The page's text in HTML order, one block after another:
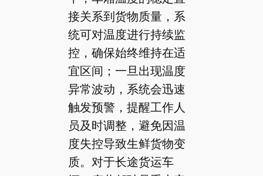
接关系到货物质量，系
统可对温度进行持续监
控，确保始终维持在适
宜区间；一旦出现温度
异常波动，系统会迅速
触发预警，提醒工作人
员及时调整，避免因温
度失控导致生鲜货物变
质。对于长途货运车